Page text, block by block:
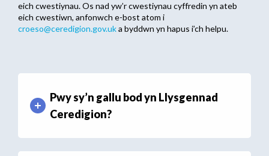
eich cwestiynau. Os nad yw’r cwestiynau cyffredin yn ateb
eich cwestiwn, anfonwch e-bost atom i
croeso@ceredigion.gov.uka byddwn yn hapus i’ch helpu.
Pwy sy’n gallu bod yn Llysgennad
Ceredigion?